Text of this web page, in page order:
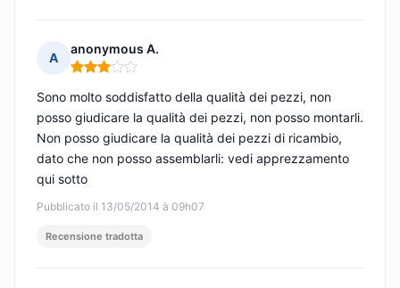
A
anonymous A.
Nota: 3 su 5
Pubblicato il 13/05/2014 à 09h07
Sono molto soddisfatto della qualità dei pezzi, non
posso giudicare la qualità dei pezzi, non posso montarli.
Non posso giudicare la qualità dei pezzi di ricambio,
dato che non posso assemblarli: vedi apprezzamento
qui sotto
Recensione tradotta